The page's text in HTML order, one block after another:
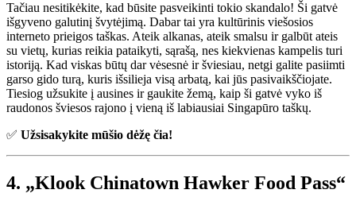
Tačiau nesitikėkite, kad būsite pasveikinti tokio skandalo! Ši gatvė
išgyveno galutinį švytėjimą. Dabar tai yra kultūrinis viešosios
interneto prieigos taškas. Ateik alkanas, ateik smalsu ir galbūt ateis
su vietų, kurias reikia pataikyti, sąrašą, nes kiekvienas kampelis turi
istoriją. Kad viskas būtų dar vėsesnė ir šviesiau, netgi galite pasiimti
garso gido turą, kuris išsilieja visą arbatą, kai jūs pasivaikščiojate.
Tiesiog užsukite į ausines ir gaukite žemą, kaip ši gatvė vyko iš
raudonos šviesos rajono į vieną iš labiausiai Singapūro taškų.
✅ Užsisakykite mūšio dėžę čia!
4. „Klook Chinatown Hawker Food Pass“